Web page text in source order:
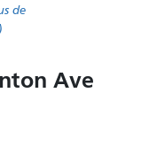
de
Ave